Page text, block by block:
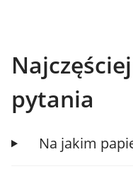
pytania
Na jakim